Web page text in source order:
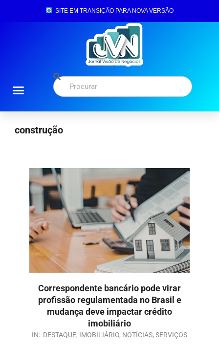
SITE EM TRANSIÇÃO PARA NOVA VERSÃO
construção
Correspondente bancário pode virar
profissão regulamentada no Brasil e
mudança deve impactar crédito
imobiliário
IN: DESTAQUE, IMOBILIÁRIO, NOTÍCIAS, SERVIÇOS